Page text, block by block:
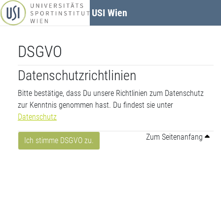
Zum Hauptinhalt
USI Wien
DSGVO
Datenschutzrichtlinien
Bitte bestätige, dass Du unsere Richtlinien zum Datenschutz
zur Kenntnis genommen hast. Du findest sie unter
Datenschutz
Ich stimme DSGVO zu. Zum Seitenanfang